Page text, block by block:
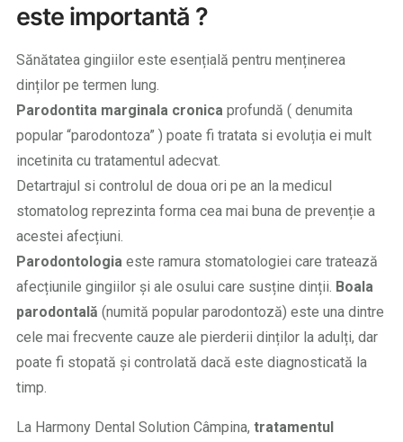
este importantă ?
Sănătatea gingiilor este esențială pentru menținerea
dinților pe termen lung.
Parodontita marginala cronica profundă ( denumita
popular “parodontoza” ) poate fi tratata si evoluția ei mult
incetinita cu tratamentul adecvat.
Detartrajul si controlul de doua ori pe an la medicul
stomatolog reprezinta forma cea mai buna de prevenție a
acestei afecțiuni.
Parodontologia este ramura stomatologiei care tratează
afecțiunile gingiilor și ale osului care susține dinții. Boala
parodontală (numită popular parodontoză) este una dintre
cele mai frecvente cauze ale pierderii dinților la adulți, dar
poate fi stopată și controlată dacă este diagnosticată la
timp.
La Harmony Dental Solution Câmpina, tratamentul